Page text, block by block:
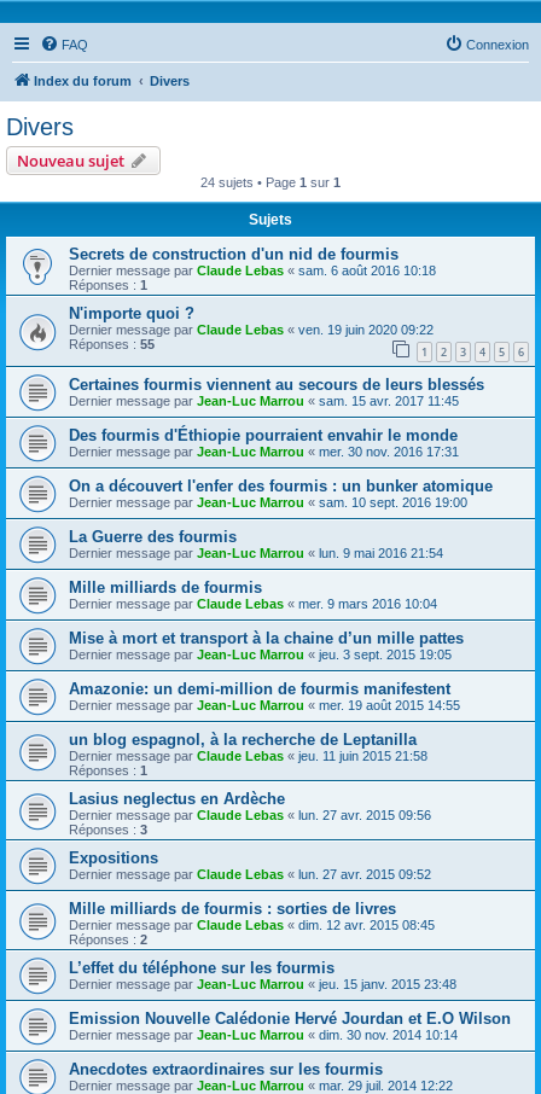
FAQ Connexion
Index du forum Divers
Divers
Nouveau sujet
24 sujets • Page 1 sur 1
Sujets
Secrets de construction d'un nid de fourmis
Dernier message par Claude Lebas « sam. 6 août 2016 10:18
Réponses : 1
N'importe quoi ?
Dernier message par Claude Lebas « ven. 19 juin 2020 09:22
Réponses : 55 1 2 3 4 5 6
Certaines fourmis viennent au secours de leurs blessés
Dernier message par Jean-Luc Marrou « sam. 15 avr. 2017 11:45
Des fourmis d'Éthiopie pourraient envahir le monde
Dernier message par Jean-Luc Marrou « mer. 30 nov. 2016 17:31
On a découvert l'enfer des fourmis : un bunker atomique
Dernier message par Jean-Luc Marrou « sam. 10 sept. 2016 19:00
La Guerre des fourmis
Dernier message par Jean-Luc Marrou « lun. 9 mai 2016 21:54
Mille milliards de fourmis
Dernier message par Claude Lebas « mer. 9 mars 2016 10:04
Mise à mort et transport à la chaine d’un mille pattes
Dernier message par Jean-Luc Marrou « jeu. 3 sept. 2015 19:05
Amazonie: un demi-million de fourmis manifestent
Dernier message par Jean-Luc Marrou « mer. 19 août 2015 14:55
un blog espagnol, à la recherche de Leptanilla
Dernier message par Claude Lebas « jeu. 11 juin 2015 21:58
Réponses : 1
Lasius neglectus en Ardèche
Dernier message par Claude Lebas « lun. 27 avr. 2015 09:56
Réponses : 3
Expositions
Dernier message par Claude Lebas « lun. 27 avr. 2015 09:52
Mille milliards de fourmis : sorties de livres
Dernier message par Claude Lebas « dim. 12 avr. 2015 08:45
Réponses : 2
L’effet du téléphone sur les fourmis
Dernier message par Jean-Luc Marrou « jeu. 15 janv. 2015 23:48
Emission Nouvelle Calédonie Hervé Jourdan et E.O Wilson
Dernier message par Jean-Luc Marrou « dim. 30 nov. 2014 10:14
Anecdotes extraordinaires sur les fourmis
Dernier message par Jean-Luc Marrou « mar. 29 juil. 2014 12:22